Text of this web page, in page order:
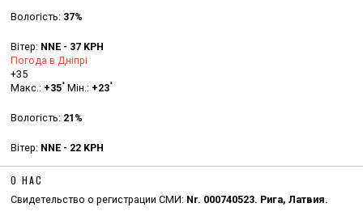
Вологість: 37%
Вітер: NNE - 37 KPH
Погода в Дніпрі
+35
Макс.: +35° Мін.: +23°
Вологість: 21%
Вітер: NNE - 22 KPH
О НАС
Свидетельство о регистрации СМИ: Nr. 000740523. Рига, Латвия.